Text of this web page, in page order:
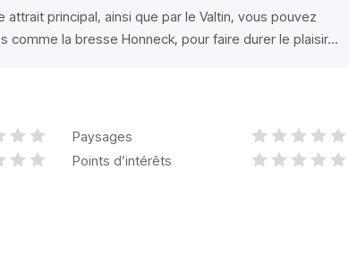
principal, ainsi que par le Valtin, vous pouvez
comme la bresse Honneck, pour faire durer le plaisir...
Paysages
Points d’intérêts